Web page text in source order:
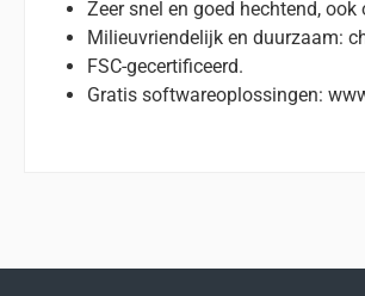
Zeer snel en goed hechtend,
Milieuvriendelijk en duurzaam:
FSC-gecertificeerd.
Gratis softwareoplossingen: